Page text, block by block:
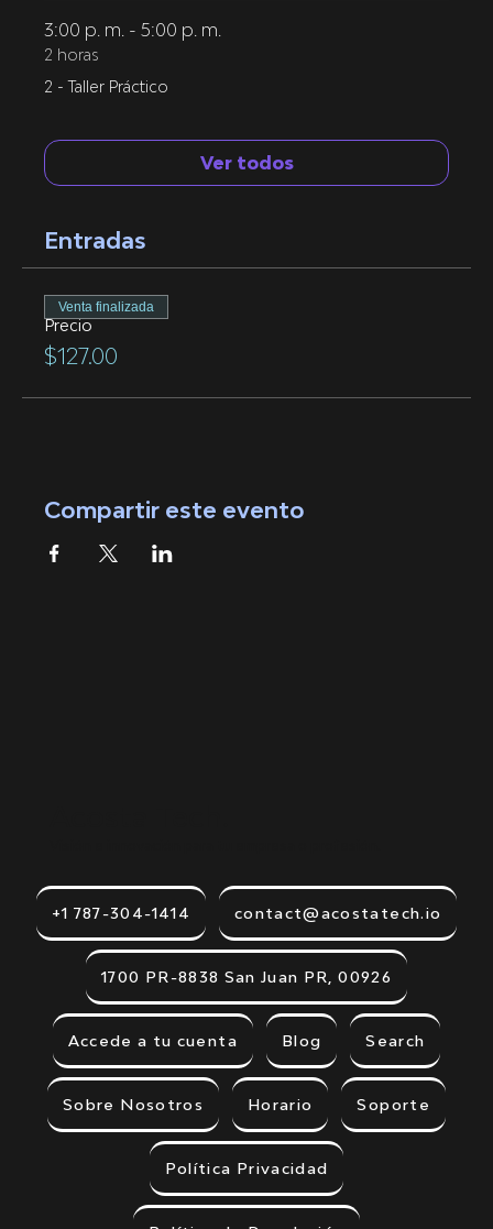
3:00 p. m. - 5:00 p. m.
2 horas
2 - Taller Práctico
Ver todos
Entradas
Precio
$127.00
Venta finalizada
Compartir este evento
+1 787-304-1414 contact@acostatech.io
1700 PR-8838 San Juan PR, 00926
Accede a tu cuenta Blog Search
Sobre Nosotros Horario Soporte
Política Privacidad